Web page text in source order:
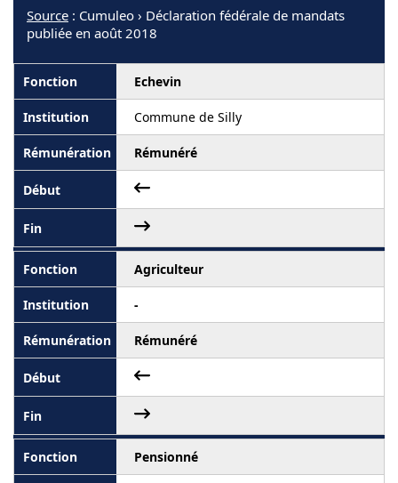
Source : Cumuleo › Déclaration fédérale de mandats
publiée en août 2018
Echevin
Commune de Silly
Rémunéré
Agriculteur
-
Rémunéré
Pensionné